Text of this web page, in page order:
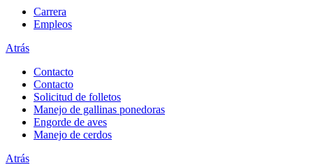
Carrera
Empleos
Atrás
Contacto
Contacto
Solicitud de folletos
Manejo de gallinas ponedoras
Engorde de aves
Manejo de cerdos
Atrás